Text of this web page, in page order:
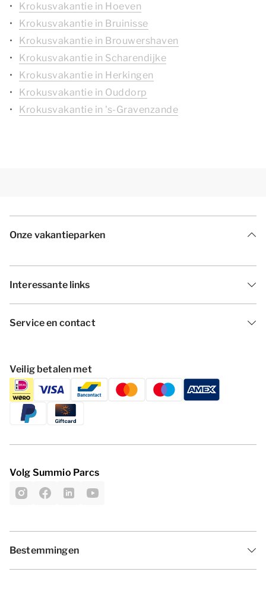
Krokusvakantie in Hoeven
Krokusvakantie in Bruinisse
Krokusvakantie in Brouwershaven
Krokusvakantie in Scharendijke
Krokusvakantie in Herkingen
Krokusvakantie in Ouddorp
Krokusvakantie in 's-Gravenzande
Onze vakantieparken
Interessante links
Service en contact
Veilig betalen met
Volg Summio Parcs
Bestemmingen